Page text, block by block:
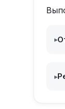
▸
▸